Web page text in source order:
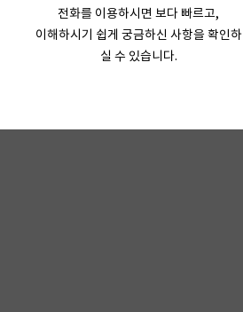
전화를 이용하시면 보다 빠르고,
이해하시기 쉽게 궁금하신 사항을 확인하
실 수 있습니다.